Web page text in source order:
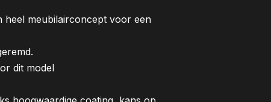
heel meubilairconcept voor een
dit model